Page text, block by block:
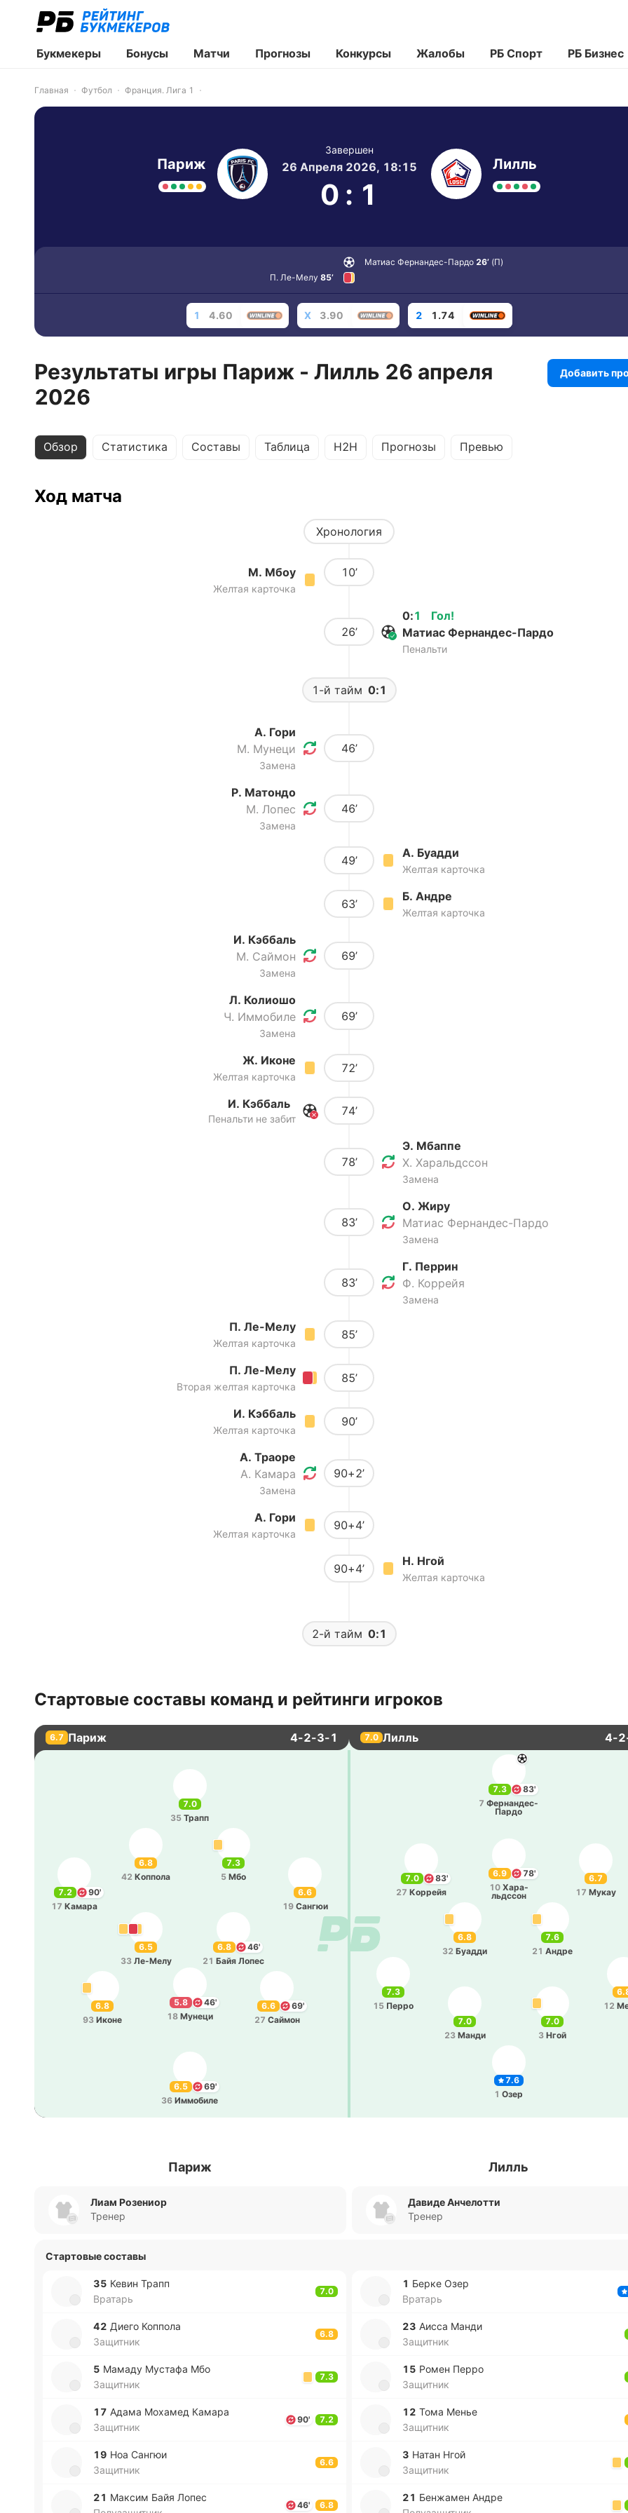
Букмекеры Бонусы Матчи Прогнозы Конкурсы Жалобы РБ Спорт РБ Бизнес
Главная Футбол Франция. Лига 1
Париж
Завершен
26 Апреля 2026, 18:15
0 : 1
Лилль
Матиас Фернандес-Пардо 26’ (П)
П. Ле-Мелу 85’
1 4.60 X 3.90 2 1.74
Результаты игры Париж - Лилль 26 апреля
2026
Добавить
Обзор Статистика Составы Таблица H2H Прогнозы Превью
Ход матча
Хронология
М. Мбоу
Желтая карточка
10’
26’
Гол!
0:1
Матиас Фернандес-Пардо
Пенальти
1-й тайм 0:1
А. Гори
М. Мунеци
Замена
46’
Р. Матондо
М. Лопес
Замена
46’
49’
А. Буадди
Желтая карточка
63’
Б. Андре
Желтая карточка
И. Кэббаль
М. Саймон
Замена
69’
Л. Колиошо
Ч. Иммобиле
Замена
69’
Ж. Иконе
Желтая карточка
72’
И. Кэббаль
Пенальти не забит
74’
78’
Э. Мбаппе
Х. Харальдссон
Замена
83’
О. Жиру
Матиас Фернандес-Пардо
Замена
83’
Г. Перрин
Ф. Коррейя
Замена
П. Ле-Мелу
Желтая карточка
85’
П. Ле-Мелу
Вторая желтая карточка
85’
И. Кэббаль
Желтая карточка
90’
А. Траоре
А. Камара
Замена
90+2’
А. Гори
Желтая карточка
90+4’
90+4’
Н. Нгой
Желтая карточка
2-й тайм 0:1
Стартовые составы команд и рейтинги игроков
6.7 Париж 4-2-3-1 7.0 Лилль 4-
7.0
35 Трапп
6.8
42 Ко­ппо­ла
7.3
5 Мбо
7.2
90'
17 Камара
6.6
19 Сангюи
6.8
46'
21 Байя Лопес
6.6
69'
27 Саймон
6.8
93 Иконе
6.5
33 Ле­-Ме­лу
5.8
46'
18 Мунеци
6.5
69'
36 Иммо­би­ле
7.6
1 Озер
7.0
23 Манди
7.3
15 Перро
12
7.0
3 Нгой
7.6
21 Андре
6.9
78'
10 Ха­ра­
льдссон
6.8
32 Буадди
7.0
83'
27 Ко­ррейя
6.7
17 Мукау
7.3
83'
7 Фе­рна­нде­с-
Па­рдо
Париж Лилль
Лиам Розениор
Тренер
Давиде Анчелотти
Тренер
Стартовые составы
35 Кевин Трапп
Вратарь
7.0
42 Диего Ко­ппо­ла
Защитник
6.8
5 Мамаду Му­ста­фа Мбо
Защитник
7.3
17 Адама Мо­ха­мед Камара
Защитник
90' 7.2
19 Ноа Сангюи
Защитник
6.6
21 Максим Байя Лопес
46' 6.8
1 Берке Озер
Вратарь
23 Аисса Манди
Защитник
15 Ромен Перро
Защитник
12 Тома Менье
Защитник
3 Натан Нгой
Защитник
21 Бе­нжа­мен Андре